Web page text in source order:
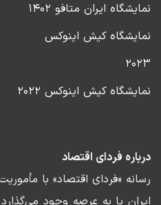
نمایشگاه ایران متافو ۱۴۰۲
نمایشگاه کیش اینوکس
۲۰۲۳
نمایشگاه کیش اینوکس ۲۰۲۲
درباره فردای اقتصاد
رسانه «فردای اقتصاد» با
ایران پا به عرصه وجود